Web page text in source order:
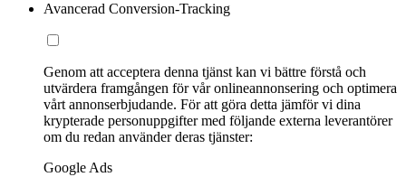
Avancerad Conversion-Tracking
Genom att acceptera denna tjänst kan vi bättre förstå och
utvärdera framgången för vår onlineannonsering och optimera
vårt annonserbjudande. För att göra detta jämför vi dina
krypterade personuppgifter med följande externa leverantörer
om du redan använder deras tjänster:
Google Ads